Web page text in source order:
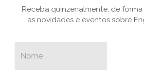
Receba quinzenalmente, de
as novidades e eventos sobre